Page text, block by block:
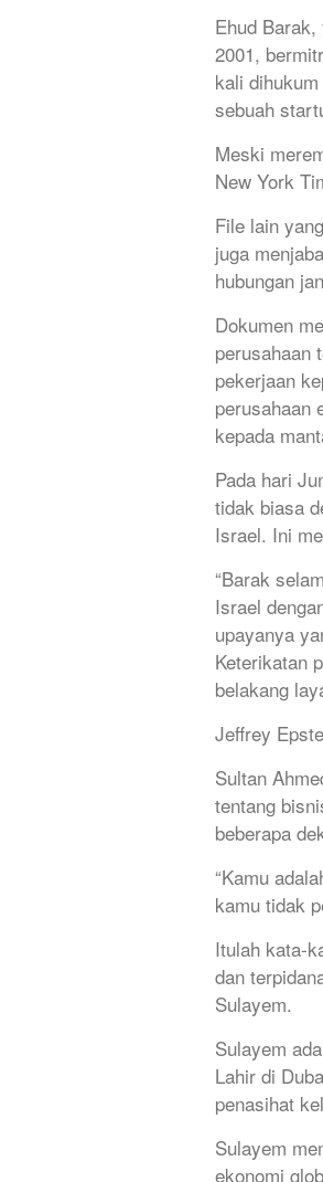
Ehud
2001,
kali
sebuah
Meski
New York
File lain
juga
hubungan
Dokumen
perusahaan
pekerjaan
perusahaan
kepada
Pada hari
tidak biasa
Israel. Ini
“Barak
Israel
upayanya
Keterikatan
belakang
Jeffrey
Sultan
tentang
beberapa
“Kamu
kamu tidak
Itulah kata-
dan
Sulayem.
Sulayem
Lahir di
penasihat
Sulayem
ekonomi